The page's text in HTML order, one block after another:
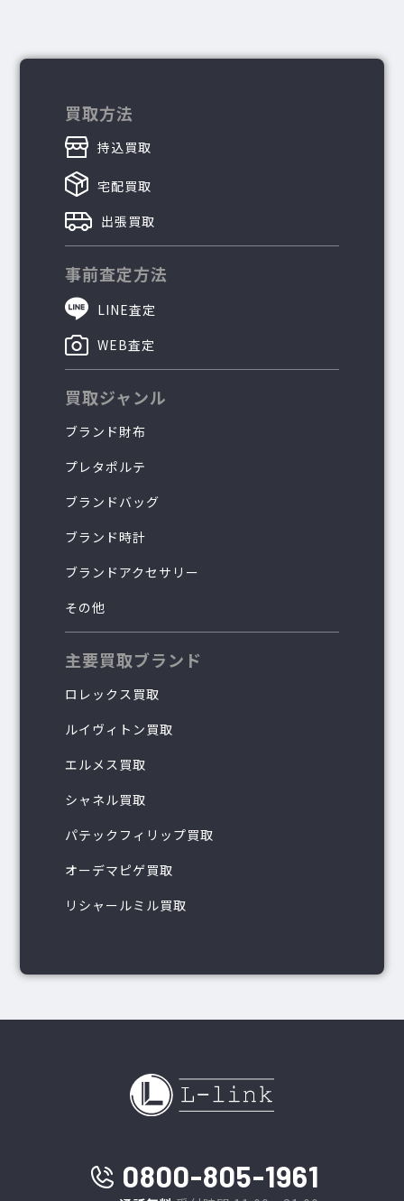
買取方法
持込買取
宅配買取
出張買取
事前査定方法
LINE査定
WEB査定
買取ジャンル
ブランド財布
プレタポルテ
ブランドバッグ
ブランド時計
ブランドアクセサリー
その他
主要買取ブランド
ロレックス買取
ルイヴィトン買取
エルメス買取
シャネル買取
パテックフィリップ買取
オーデマピゲ買取
リシャールミル買取
0800-805-1961